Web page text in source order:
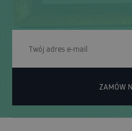
ZAMÓW